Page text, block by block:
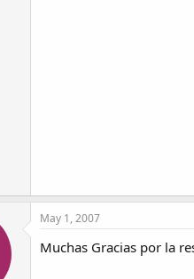
May 1, 2007
Muchas Gracias por la